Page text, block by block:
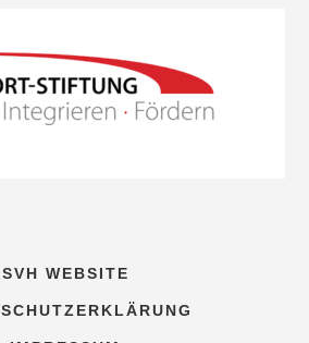
SVH WEBSITE